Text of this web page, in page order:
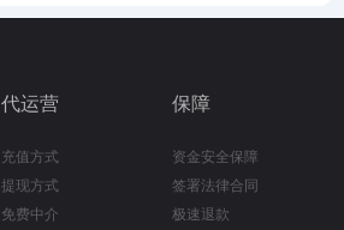
代运营
充值方式
提现方式
免费中介
保障
资金安全保障
签署法律合同
极速退款